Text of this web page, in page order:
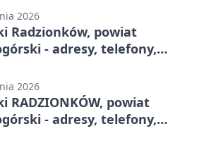
2026
Radzionków, powiat
- adresy, telefony,
2026
RADZIONKÓW, powiat
- adresy, telefony,